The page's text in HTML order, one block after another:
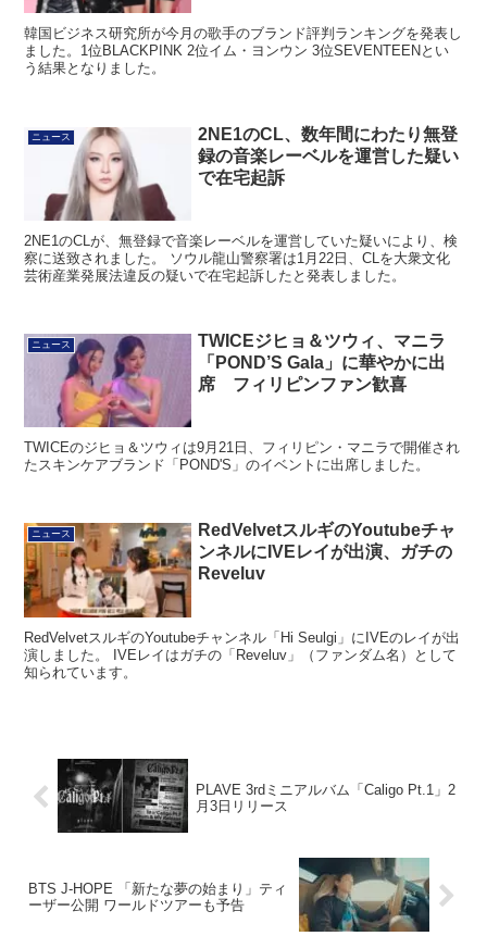
韓国ビジネス研究所が今月の歌手のブランド評判ランキングを発表し
ました。1位BLACKPINK 2位イム・ヨンウン 3位SEVENTEENとい
う結果となりました。
ニュース
2NE1のCL、数年間にわたり無登
録の音楽レーベルを運営した疑い
で在宅起訴
2NE1のCLが、無登録で音楽レーベルを運営していた疑いにより、検
察に送致されました。 ソウル龍山警察署は1月22日、CLを大衆文化
芸術産業発展法違反の疑いで在宅起訴したと発表しました。
ニュース
TWICEジヒョ＆ツウィ、マニラ
「POND’S Gala」に華やかに出
席 フィリピンファン歓喜
TWICEのジヒョ＆ツウィは9月21日、フィリピン・マニラで開催され
たスキンケアブランド「POND'S」のイベントに出席しました。
ニュース
RedVelvetスルギのYoutubeチャ
ンネルにIVEレイが出演、ガチの
Reveluv
RedVelvetスルギのYoutubeチャンネル「Hi Seulgi」にIVEのレイが出
演しました。 IVEレイはガチの「Reveluv」（ファンダム名）として
知られています。
PLAVE 3rdミニアルバム「Caligo Pt.1」2
月3日リリース
BTS J-HOPE 「新たな夢の始まり」ティ
ーザー公開 ワールドツアーも予告